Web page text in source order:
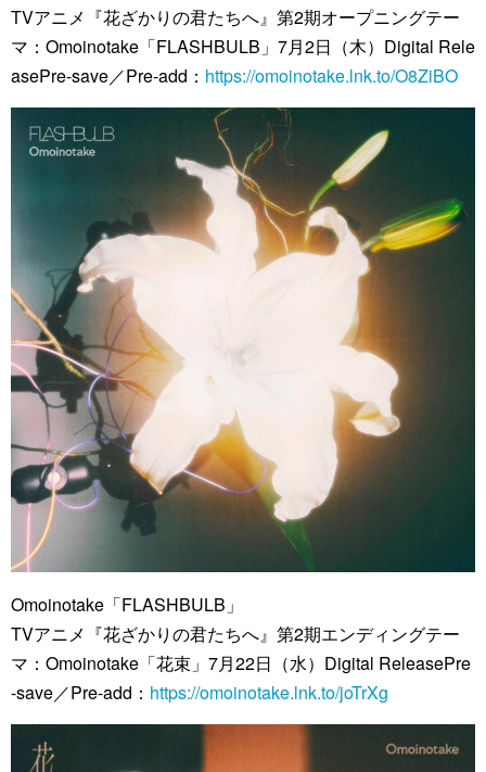
TVアニメ『花ざかりの君たちへ』第2期オープニングテー
マ：Omoinotake「FLASHBULB」7月2日（木）Digital Rele
asePre-save／Pre-add： https://omoinotake.lnk.to/O8ZiBO
Omoinotake「FLASHBULB」
TVアニメ『花ざかりの君たちへ』第2期エンディングテー
マ：Omoinotake「花束」7月22日（水）Digital ReleasePre
-save／Pre-add： https://omoinotake.lnk.to/joTrXg